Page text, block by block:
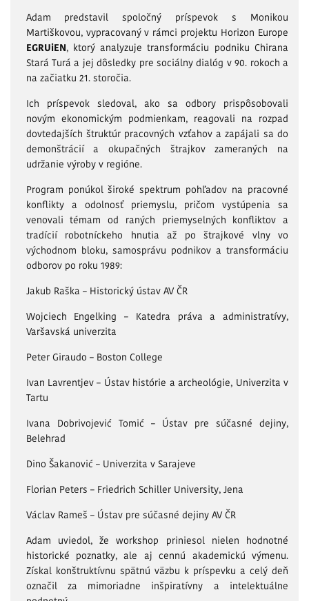
Adam predstavil spoločný príspevok s Monikou
Martiškovou, vypracovaný v rámci projektu Horizon Europe
EGRUiEN, ktorý analyzuje transformáciu podniku Chirana
Stará Turá a jej dôsledky pre sociálny dialóg v 90. rokoch a
na začiatku 21. storočia.
Ich príspevok sledoval, ako sa odbory prispôsobovali
novým ekonomickým podmienkam, reagovali na rozpad
dovtedajších štruktúr pracovných vzťahov a zapájali sa do
demonštrácií a okupačných štrajkov zameraných na
udržanie výroby v regióne.
Program ponúkol široké spektrum pohľadov na pracovné
konflikty a odolnosť priemyslu, pričom vystúpenia sa
venovali témam od raných priemyselných konfliktov a
tradícií robotníckeho hnutia až po štrajkové vlny vo
východnom bloku, samosprávu podnikov a transformáciu
odborov po roku 1989:
Jakub Raška – Historický ústav AV ČR
Wojciech Engelking – Katedra práva a administratívy,
Varšavská univerzita
Peter Giraudo – Boston College
Ivan Lavrentjev – Ústav histórie a archeológie, Univerzita v
Tartu
Ivana Dobrivojević Tomić – Ústav pre súčasné dejiny,
Belehrad
Dino Šakanović – Univerzita v Sarajeve
Florian Peters – Friedrich Schiller University, Jena
Václav Rameš – Ústav pre súčasné dejiny AV ČR
Adam uviedol, že workshop priniesol nielen hodnotné
historické poznatky, ale aj cennú akademickú výmenu.
Získal konštruktívnu spätnú väzbu k príspevku a celý deň
označil za mimoriadne inšpiratívny a intelektuálne